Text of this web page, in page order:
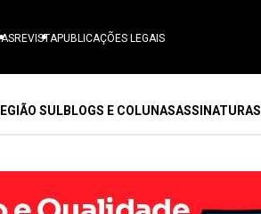
REVISTAPUBLICAÇÕES LEGAIS
SULBLOGS E COLUNASASSINATURAS